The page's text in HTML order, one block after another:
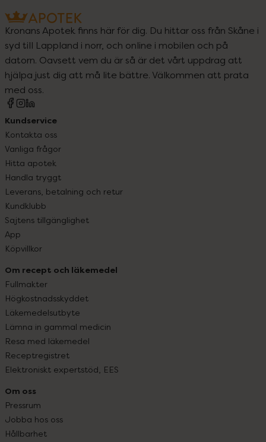
Kronans Apotek finns här för dig. Du hittar oss från Skåne i
syd till Lappland i norr, och online i mobilen och på
datorn. Oavsett vem du är så är det vårt uppdrag att
hjälpa just dig att må lite bättre. Välkommen att prata
med oss.
Kundservice
Kontakta oss
Vanliga frågor
Hitta apotek
Handla tryggt
Leverans, betalning och retur
Kundklubb
Sajtens tillgänglighet
App
Köpvillkor
Om recept och läkemedel
Fullmakter
Högkostnadsskyddet
Läkemedelsutbyte
Lämna in gammal medicin
Resa med läkemedel
Receptregistret
Elektroniskt expertstöd, EES
Om oss
Pressrum
Jobba hos oss
Hållbarhet